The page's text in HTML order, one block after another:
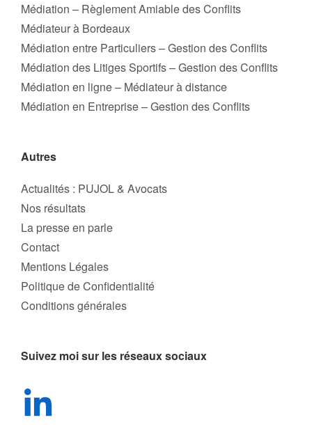
Médiation – Règlement Amiable des Conflits
Médiateur à Bordeaux
Médiation entre Particuliers – Gestion des Conflits
Médiation des Litiges Sportifs – Gestion des Conflits
Médiation en ligne – Médiateur à distance
Médiation en Entreprise – Gestion des Conflits
Autres
Actualités : PUJOL & Avocats
Nos résultats
La presse en parle
Contact
Mentions Légales
Politique de Confidentialité
Conditions générales
Suivez moi sur les réseaux sociaux